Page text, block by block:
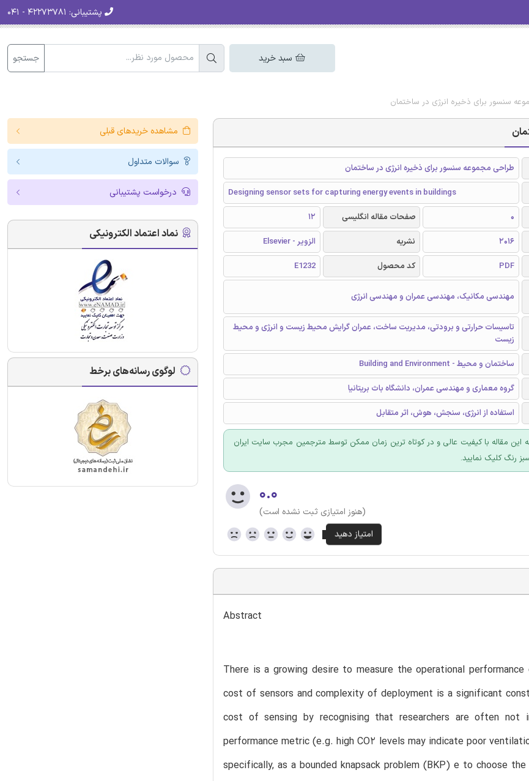
پشتیبانی:
سبد خرید جستجو
سنسور برای ذخیره انرژی در ساختمان
طراحی مجموعه سنسور برای ذخیره انرژی در ساختمان
Designing sensor sets for capturing energy events in buildings
0 صفحات مقاله انگلیسی
12
2016 نشریه
الزویر - Elsevier
PDF کد محصول
E1232
مهندسی مکانیک، مهندسی عمران و مهندسی انرژی
تاسیسات حرارتی و برودتی، مدیریت ساخت، عمران گرایش محیط زیست و انرژی و محیط
زیست
ساختمان و محیط - Building and Environment
گروه معماری و مهندسی عمران، دانشگاه باث بریتانیا
استفاده از انرژی، سنجش، هوش، اثر متقابل
این مقاله با کیفیت عالی و در کوتاه ترین زمان ممکن توسط مترجمین مجرب سایت ایران
رنگ کلیک نمایید.
۰.۰
(هنوز امتیازی ثبت نشده است)
Abstract
There is a growing desire to measure the operational
cost of sensors and complexity of deployment is a significant
cost of sensing by recognising that researchers are often
performance metric (e.g. high CO2 levels may indicate poor
specifically, as a bounded knapsack problem (BKP) e to choose
مشاهده خریدهای قبلی
سوالات متداول
درخواست پشتیبانی
نماد اعتماد الکترونیکی
لوگوی رسانه‌های برخط